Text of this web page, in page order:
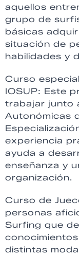
aquellos
grupo de
básicas
situación de
habilidades y
Curso
IOSUP: Este
trabajar junto
Autonómicas
experiencia
ayuda a
enseñanza y
organización.
Curso de
personas
Surfing que
distintas